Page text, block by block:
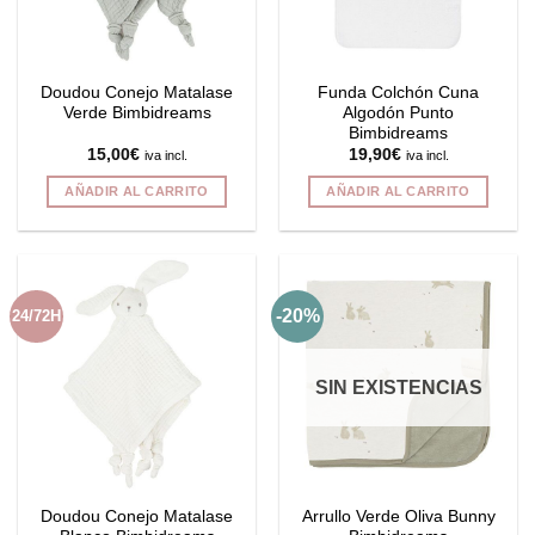
Doudou Conejo Matalase
Verde Bimbidreams
15,00€ iva incl.
AÑADIR AL CARRITO
Funda Colchón Cuna
Algodón Punto
Bimbidreams
19,90€ iva incl.
AÑADIR AL CARRITO
24/72H
Doudou Conejo Matalase
-20%
SIN EXISTENCIAS
Arrullo Verde Oliva Bunny